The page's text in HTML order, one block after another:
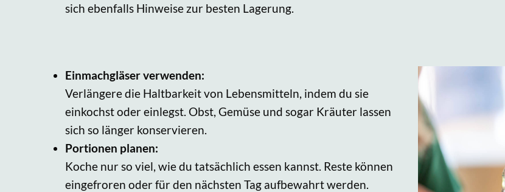
sich ebenfalls Hinweise zur besten Lagerung.
Einmachgläser verwenden:
Verlängere die Haltbarkeit von Lebensmitteln, indem du sie
einkochst oder einlegst. Obst, Gemüse und sogar Kräuter lassen
sich so länger konservieren.
Portionen planen:
Koche nur so viel, wie du tatsächlich essen kannst. Reste können
eingefroren oder für den nächsten Tag aufbewahrt werden.